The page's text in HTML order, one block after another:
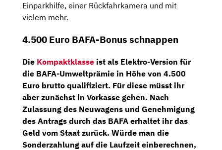
Einparkhilfe, einer Rückfahrkamera und mit
vielem mehr.
4.500 Euro BAFA-Bonus schnappen
Die Kompaktklasse ist als Elektro-Version für
die BAFA-Umweltprämie in Höhe von 4.500
Euro brutto qualifiziert. Für diese müsst ihr
aber zunächst in Vorkasse gehen. Nach
Zulassung des Neuwagens und Genehmigung
des Antrags durch das BAFA erhaltet ihr das
Geld vom Staat zurück. Würde man die
Sonderzahlung auf die Laufzeit einberechnen,